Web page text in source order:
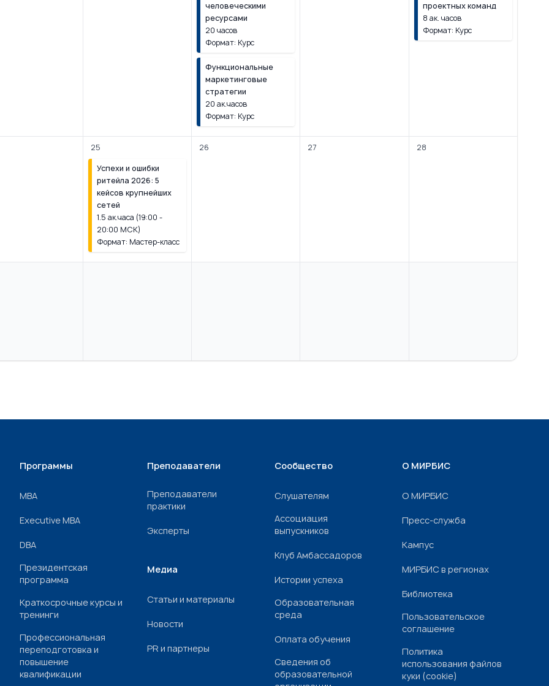
человеческими
ресурсами
20 часов
Формат: Курс
Функциональные
маркетинговые
стратегии
20 ак.часов
Формат: Курс
проектных команд
8 ак. часов
Формат: Курс
25
Успехи и ошибки
ритейла 2026: 5
кейсов крупнейших
сетей
1.5 ак.часа (19:00 -
20:00 МСК)
Формат: Мастер-класс
26 27 28
Программы
МВА
Executive MBA
DBA
Президентская
программа
Краткосрочные курсы и
тренинги
Профессиональная
переподготовка и
повышение
квалификации
Преподаватели
Преподаватели
практики
Эксперты
Медиа
Статьи и материалы
Новости
PR и партнеры
Сообщество
Слушателям
Ассоциация
выпускников
Клуб Амбассадоров
Истории успеха
Образовательная
среда
Оплата обучения
Сведения об
образовательной
О МИРБИС
О МИРБИС
Пресс-служба
Кампус
МИРБИС в регионах
Библиотека
Пользовательское
соглашение
Политика
использования файлов
куки (cookie)